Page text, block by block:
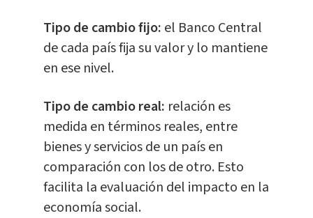
Tipo de cambio fijo: el Banco Central
de cada país fija su valor y lo mantiene
en ese nivel.
Tipo de cambio real: relación es
medida en términos reales, entre
bienes y servicios de un país en
comparación con los de otro. Esto
facilita la evaluación del impacto en la
economía social.